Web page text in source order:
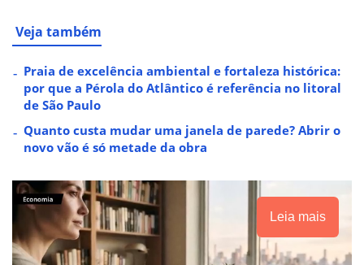
Veja também
Praia de excelência ambiental e fortaleza histórica:
por que a Pérola do Atlântico é referência no litoral
de São Paulo
Quanto custa mudar uma janela de parede? Abrir o
novo vão é só metade da obra
Leia mais